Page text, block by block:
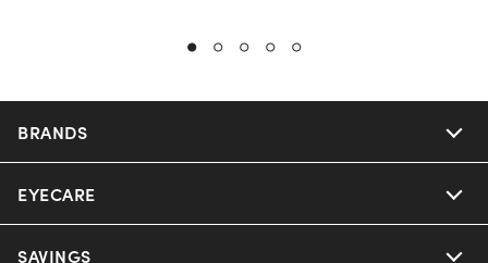
BRANDS
Nuance Audio
Ray-Ban
EYECARE
Our Eyeglasses
SAVINGS